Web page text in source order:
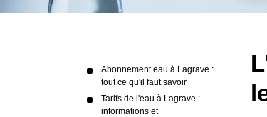
Abonnement eau à Lagrave :
tout ce qu'il faut savoir
Tarifs de l'eau à Lagrave :
informations et